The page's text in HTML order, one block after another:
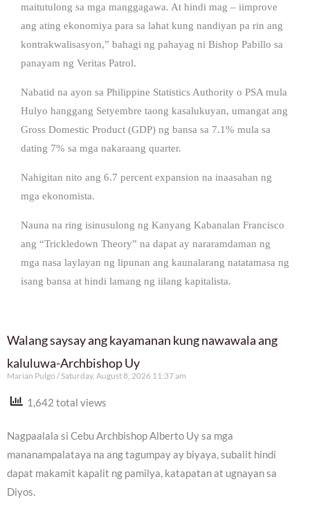
maitutulong sa mga manggagawa. At hindi mag – iimprove
ang ating ekonomiya para sa lahat kung nandiyan pa rin ang
kontrakwalisasyon,” bahagi ng pahayag ni Bishop Pabillo sa
panayam ng Veritas Patrol.
Nabatid na ayon sa Philippine Statistics Authority o PSA mula
Hulyo hanggang Setyembre taong kasalukuyan, umangat ang
Gross Domestic Product (GDP) ng bansa sa 7.1% mula sa
dating 7% sa mga nakaraang quarter.
Nahigitan nito ang 6.7 percent expansion na inaasahan ng
mga ekonomista.
Nauna na ring isinusulong ng Kanyang Kabanalan Francisco
ang “Trickledown Theory” na dapat ay nararamdaman ng
mga nasa laylayan ng lipunan ang kaunalarang natatamasa ng
isang bansa at hindi lamang ng iilang kapitalista.
Walang saysay ang kayamanan kung nawawala ang
kaluluwa-Archbishop Uy
Marian Pulgo Saturday, August 8, 2026 11:37 am
1,642 total views
Nagpaalala si Cebu Archbishop Alberto Uy sa mga
mananampalataya na ang tagumpay ay biyaya, subalit hindi
dapat makamit kapalit ng pamilya, katapatan at ugnayan sa
Diyos.